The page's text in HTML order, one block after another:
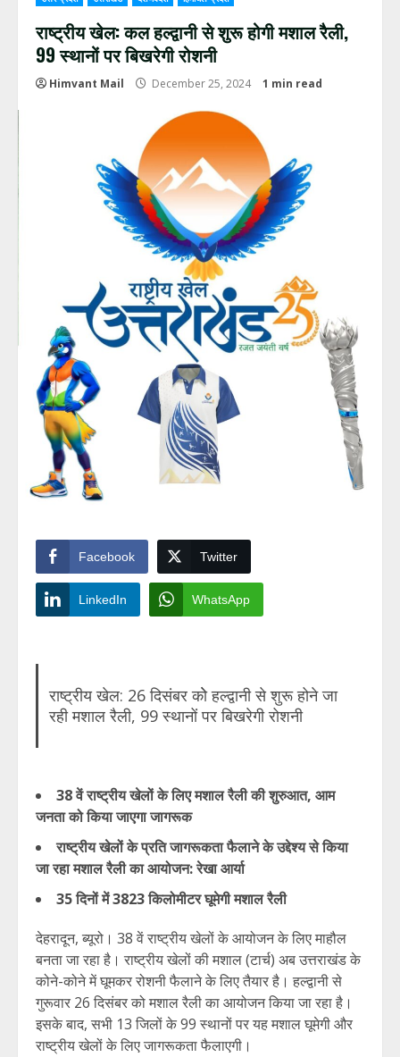
राष्ट्रीय खेल: कल हल्द्वानी से शुरू होगी मशाल रैली,
99 स्थानों पर बिखरेगी रोशनी
Himvant Mail December 25, 2024 1 min read
Facebook Twitter
LinkedIn WhatsApp
राष्ट्रीय खेल: 26 दिसंबर कोे हल्द्वानी से शुरू होने जा
रही मशाल रैली, 99 स्थानों पर बिखरेगी रोशनी
38 वें राष्ट्रीय खेलों के लिए मशाल रैली की शुरुआत, आम
जनता को किया जाएगा जागरूक
राष्ट्रीय खेलों के प्रति जागरूकता फैलाने के उद्देश्य से किया
जा रहा मशाल रैली का आयोजन: रेखा आर्या
35 दिनों में 3823 किलोमीटर घूमेगी मशाल रैली
देहरादून, ब्यूरो। 38 वें राष्ट्रीय खेलों के आयोजन के लिए माहौल
बनता जा रहा है। राष्ट्रीय खेलों की मशाल (टार्च) अब उत्तराखंड के
कोने-कोने में घूमकर रोशनी फैलाने के लिए तैयार है। हल्द्वानी से
गुरूवार 26 दिसंबर को मशाल रैली का आयोजन किया जा रहा है।
इसके बाद, सभी 13 जिलों के 99 स्थानों पर यह मशाल घूमेगी और
राष्ट्रीय खेलों के लिए जागरूकता फैलाएगी।